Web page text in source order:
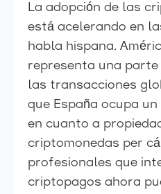
La adopción de las
está acelerando en
habla hispana.
representa una
las transacciones
que España ocupa
en cuanto a
criptomonedas per
profesionales que
criptopagos ahora